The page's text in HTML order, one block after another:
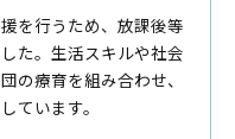
を行うため、放課後等
た。生活スキルや社会
の療育を組み合わせ、
ています。